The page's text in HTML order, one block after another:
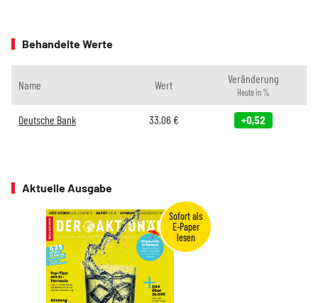
Behandelte Werte
Name Wert Veränderung
Heute in %
Deutsche Bank 33,06€ +0,52
Aktuelle Ausgabe